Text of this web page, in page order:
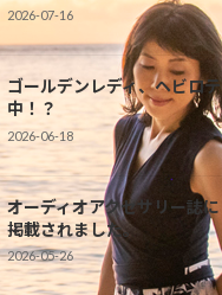
2026-07-16
ゴールデンレディ、ヘビロテ
中！？
2026-06-18
オーディオアクセサリー誌に
掲載されました。
2026-05-26